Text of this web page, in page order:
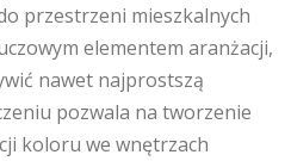
przestrzeni mieszkalnych
elementem aranżacji,
nawet najprostszą
pozwala na tworzenie
koloru we wnętrzach